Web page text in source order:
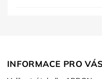
INFORMACE PRO VÁS